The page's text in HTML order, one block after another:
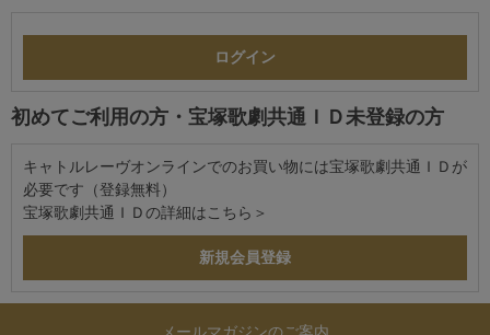
初めてご利用の方・宝塚歌劇共通ＩＤ未登録の方
キャトルレーヴオンラインでのお買い物には宝塚歌劇共通ＩＤが
必要です（登録無料）
宝塚歌劇共通ＩＤの詳細は こちら＞
メールマガジンのご案内